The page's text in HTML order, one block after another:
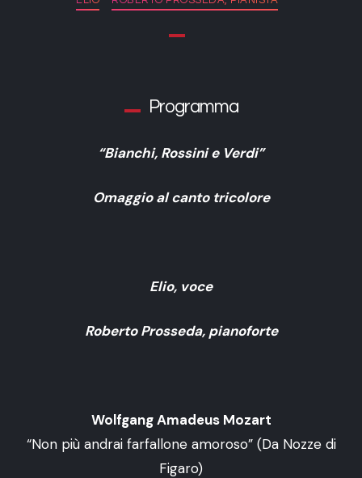
Programma
“Bianchi, Rossini e Verdi”
Omaggio al canto tricolore
Elio, voce
Roberto Prosseda, pianoforte
Wolfgang Amadeus Mozart
“Non più andrai farfallone amoroso” (Da Nozze di
Figaro)